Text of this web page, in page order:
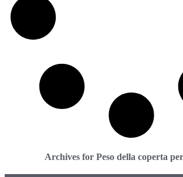
Archives for Peso della coperta